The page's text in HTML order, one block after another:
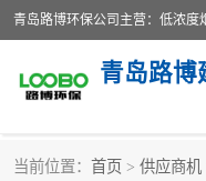
青岛路博
当前位置： 首页 > 供应商机